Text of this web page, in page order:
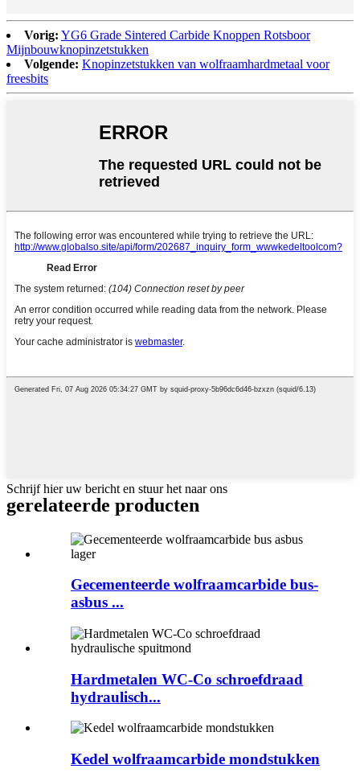
Vorig: YG6 Grade Sintered Carbide Knoppen Rotsboor
Mijnbouwknopinzetstukken
Volgende: Knopinzetstukken van wolfraamhardmetaal voor
freesbits
Schrijf hier uw bericht en stuur het naar ons
gerelateerde producten
Gecementeerde wolfraamcarbide bus-
asbus ...
Hardmetalen WC-Co schroefdraad
hydraulisch...
Kedel wolfraamcarbide mondstukken